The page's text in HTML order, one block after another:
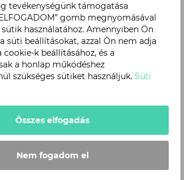
tevékenységünk támogatása
gomb megnyomásával
használatához. Amennyiben Ön
süti beállításokat, azzal Ön nem adja
cookie-k beállításához, és a
a honlap működéshez
szükséges sütiket használjuk. Süti
Összes elfogadás
Nem fogadom el